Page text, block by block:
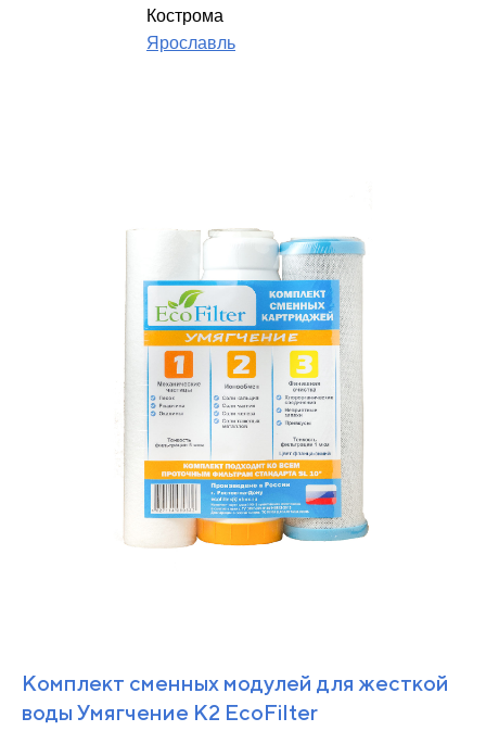
Кострома
Ярославль
Комплект сменных модулей для жесткой
воды Умягчение К2 EcoFilter